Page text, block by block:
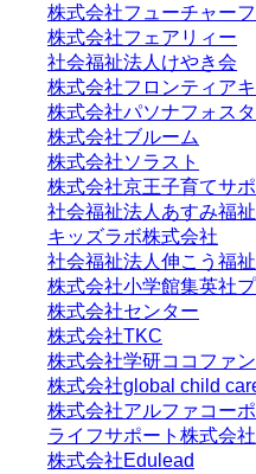
株式会社フューチャー
株式会社フェアリィー
社会福祉法人けやき会
株式会社フロンティア
株式会社パソナフォス
株式会社ブルーム
株式会社ソラスト
株式会社京王子育てサポ
社会福祉法人あすみ福
キッズラボ株式会社
社会福祉法人伸こう福
株式会社小学館集英社
株式会社センター
株式会社TKC
株式会社学研ココファ
株式会社global child
株式会社アルファコー
ライフサポート株式会社
株式会社Edulead